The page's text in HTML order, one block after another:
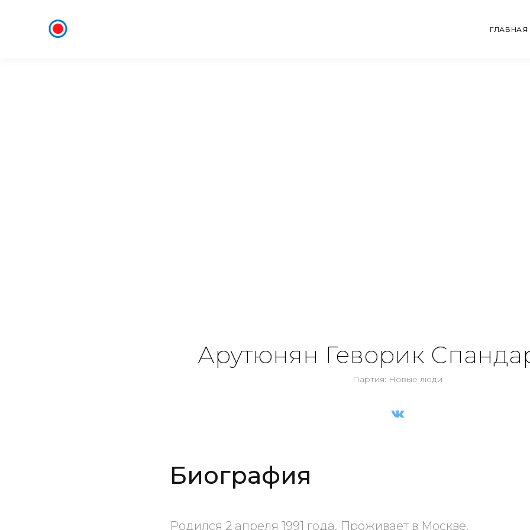
ГЛАВНАЯ
Арутюнян Геворик
Партия: Новые люди
Биография
Родился 2 апреля 1991 года. Проживает в Москве.